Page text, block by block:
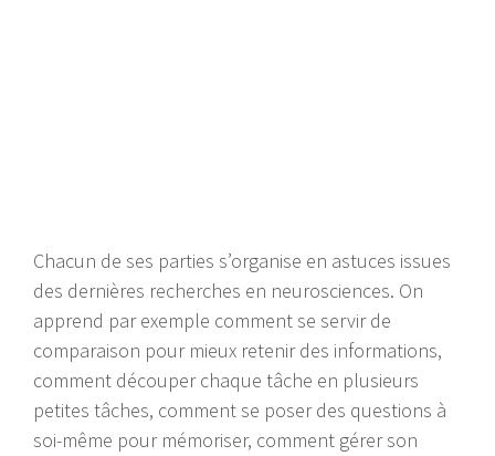
Chacun de ses parties s’organise en astuces issues
des dernières recherches en neurosciences. On
apprend par exemple comment se servir de
comparaison pour mieux retenir des informations,
comment découper chaque tâche en plusieurs
petites tâches, comment se poser des questions à
soi-même pour mémoriser, comment gérer son